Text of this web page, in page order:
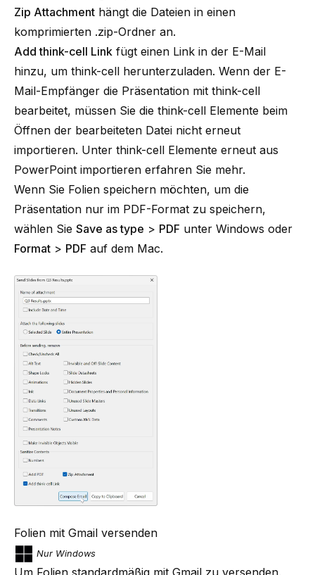
Zip Attachment hängt die Dateien in einen
komprimierten .zip-Ordner an.
Add think-cell Link fügt einen Link in der E-Mail
hinzu, um think-cell herunterzuladen. Wenn der E-
Mail-Empfänger die Präsentation mit think-cell
bearbeitet, müssen Sie die think-cell Elemente beim
Öffnen der bearbeiteten Datei nicht erneut
importieren. Unter think-cell Elemente erneut aus
PowerPoint importieren erfahren Sie mehr.
Wenn Sie Folien speichern möchten, um die
Präsentation nur im PDF-Format zu speichern,
wählen Sie Save as type > PDF unter Windows oder
Format > PDF auf dem Mac.
Folien mit Gmail versenden
Nur Windows